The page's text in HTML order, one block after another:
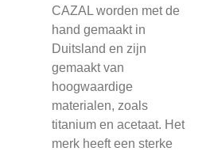
CAZAL worden met de
hand gemaakt in
Duitsland en zijn
gemaakt van
hoogwaardige
materialen, zoals
titanium en acetaat. Het
merk heeft een sterke